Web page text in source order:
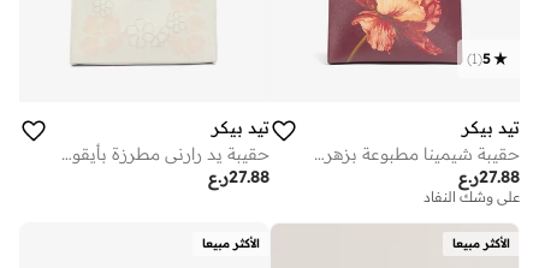
5
(
1
)
تيد بيكر
حقيبة شيمينا مطبوعة بزهرة أيقونة صغيرة
ر.ع27.88
على وشك النفاد
تيد بيكر
حقيبة يد رارني مطرزة بأيقونة صغيرة
ر.ع27.88
الأكثر مبيعا الأكثر مبيعا